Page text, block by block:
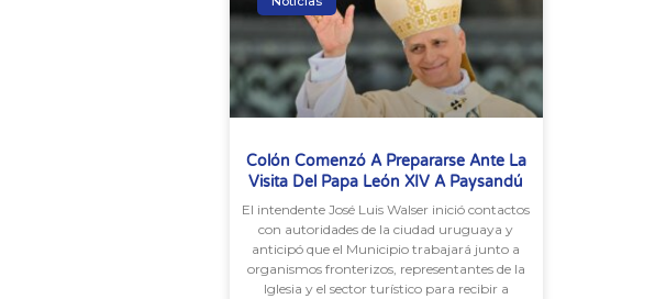
Colón Comenzó A Prepararse Ante La
Visita Del Papa León XIV A Paysandú
El intendente José Luis Walser inició contactos
con autoridades de la ciudad uruguaya y
anticipó que el Municipio trabajará junto a
organismos fronterizos, representantes de la
Iglesia y el sector turístico para recibir a